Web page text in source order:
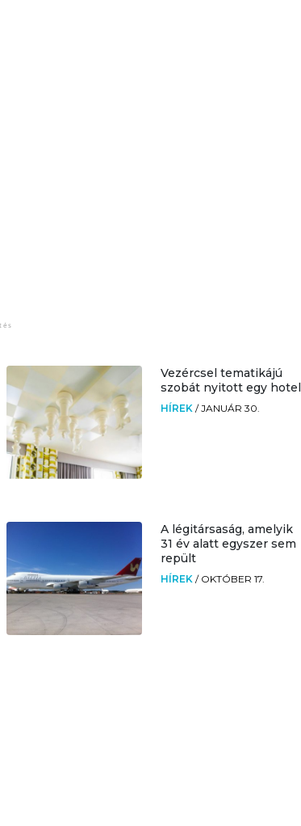
Vezércsel tematikájú
szobát nyitott egy hotel
HÍREK /JANUÁR 30.
A légitársaság, amelyik
31 év alatt egyszer sem
repült
HÍREK / OKTÓBER 17.